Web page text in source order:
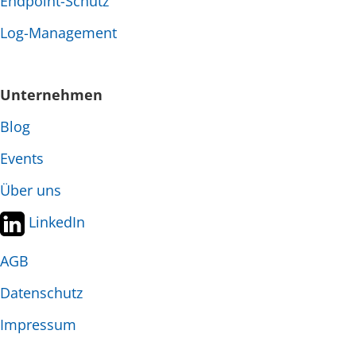
Log-Management
Unternehmen
Blog
Events
Über uns
LinkedIn
AGB
Datenschutz
Impressum